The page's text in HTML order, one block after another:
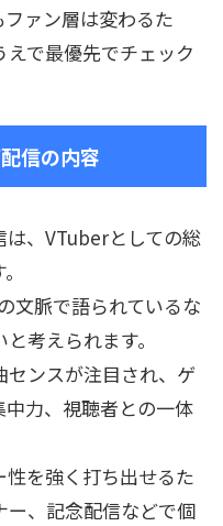
ァン層は変わるた
で最優先でチェック
信の内容
、VTuberとしての総
文脈で語られているな
考えられます。
ンスが注目され、ゲ
力、視聴者との一体
を強く打ち出せるた
ー、記念配信などで個